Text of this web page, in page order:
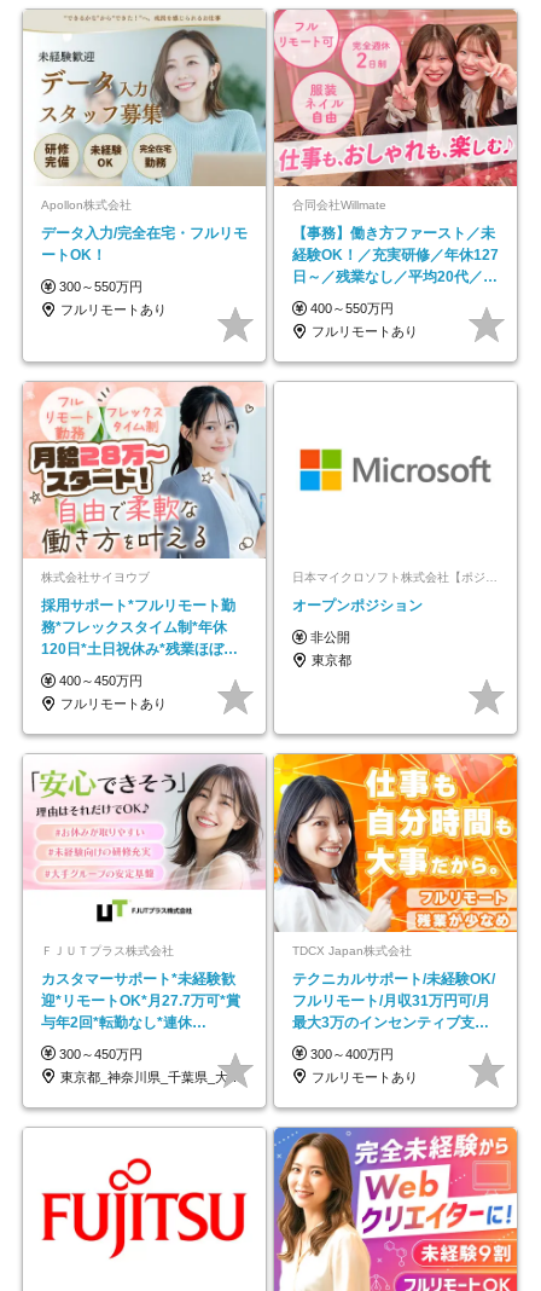
Apollon株式会社
データ入力/完全在宅・フルリモ
ートOK！
300～550万円
フルリモートあり
合同会社Willmate
【事務】働き方ファースト／未
経験OK！／充実研修／年休127
日～／残業なし／平均20代／リ
モートOK
400～550万円
フルリモートあり
株式会社サイヨウブ
採用サポート*フルリモート勤
務*フレックスタイム制*年休
120日*土日祝休み*残業ほぼな
し*育児中社員8割以上
400～450万円
フルリモートあり
日本マイクロソフト株式会社【ポジションマッチ登録】
オープンポジション
非公開
東京都
ＦＪＵＴプラス株式会社
カスタマーサポート*未経験歓
迎*リモートOK*月27.7万可*賞
与年2回*転勤なし*連休
OK/ZE010232
300～450万円
東京都_神奈川県_千葉県_大阪府_愛知県…
TDCX Japan株式会社
テクニカルサポート/未経験OK/
フルリモート/月収31万円可/月
最大3万のインセンティブ支給/
平均年齢33歳
300～400万円
フルリモートあり